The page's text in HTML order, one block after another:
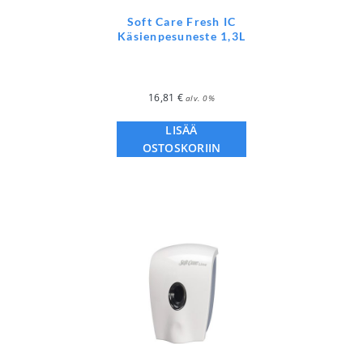
Soft Care Fresh IC
Käsienpesuneste 1,3L
16,81 € alv. 0%
LISÄÄ
OSTOSKORIIN